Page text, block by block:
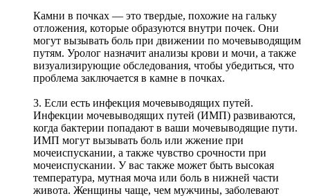
Камни в почках — это твердые, похожие на гальку
отложения, которые образуются внутри почек. Они
могут вызывать боль при движении по мочевыводящим
путям. Уролог назначит анализы крови и мочи, а также
визуализирующие обследования, чтобы убедиться, что
проблема заключается в камне в почках.
3. Если есть инфекция мочевыводящих путей.
Инфекции мочевыводящих путей (ИМП) развиваются,
когда бактерии попадают в ваши мочевыводящие пути.
ИМП могут вызывать боль или жжение при
мочеиспускании, а также чувство срочности при
мочеиспускании. У вас также может быть высокая
температура, мутная моча или боль в нижней части
живота. Женщины чаще, чем мужчины, заболевают